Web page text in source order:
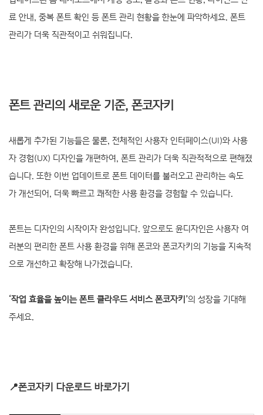
료 안내, 중복 폰트 확인 등 폰트 관리 현황을 한눈에 파악하세요. 폰트
관리가 더욱 직관적이고 쉬워집니다.
폰트 관리의 새로운 기준, 폰코자키
새롭게 추가된 기능들은 물론, 전체적인 사용자 인터페이스(UI)와 사용
자 경험(UX) 디자인을 개편하여, 폰트 관리가 더욱 직관적적으로 편해졌
습니다. 또한 이번 업데이트로 폰트 데이터를 불러오고 관리하는 속도
가 개선되어, 더욱 빠르고 쾌적한 사용 환경을 경험할 수 있습니다.
폰트는 디자인의 시작이자 완성입니다. 앞으로도 윤디자인은 사용자 여
러분의 편리한 폰트 사용 환경을 위해 폰코와 폰코자키의 기능을 지속적
으로 개선하고 확장해 나가겠습니다.
‘작업 효율을 높이는 폰트 클라우드 서비스 폰코자키 ’의 성장을 기대해
주세요.
📍폰코자키 다운로드 바로가기